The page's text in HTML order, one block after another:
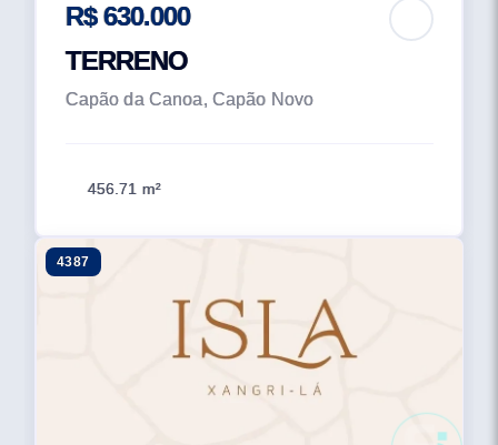
R$ 630.000
TERRENO
Capão da Canoa, Capão Novo
456.71 m²
4387